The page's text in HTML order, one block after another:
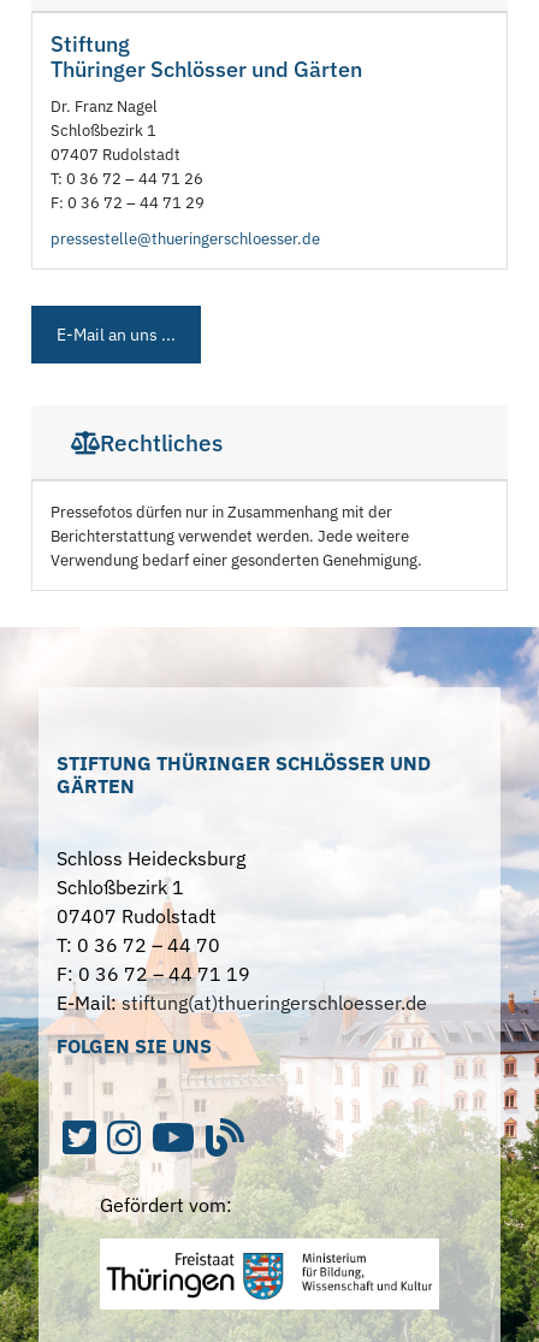
Stiftung
Thüringer Schlösser und Gärten
Dr. Franz Nagel
Schloßbezirk 1
07407 Rudolstadt
T: 0 36 72 – 44 71 26
F: 0 36 72 – 44 71 29
pressestelle@thueringerschloesser.de
E-Mail an uns ...
Rechtliches
Pressefotos dürfen nur in Zusammenhang mit der
Berichterstattung verwendet werden. Jede weitere
Verwendung bedarf einer gesonderten Genehmigung.
STIFTUNG THÜRINGER SCHLÖSSER UND
GÄRTEN
Schloss Heidecksburg
Schloßbezirk 1
07407 Rudolstadt
T: 0 36 72 – 44 70
F: 0 36 72 – 44 71 19
E-Mail:stiftung(at)thueringerschloesser.de
FOLGEN SIE UNS
Gefördert vom: